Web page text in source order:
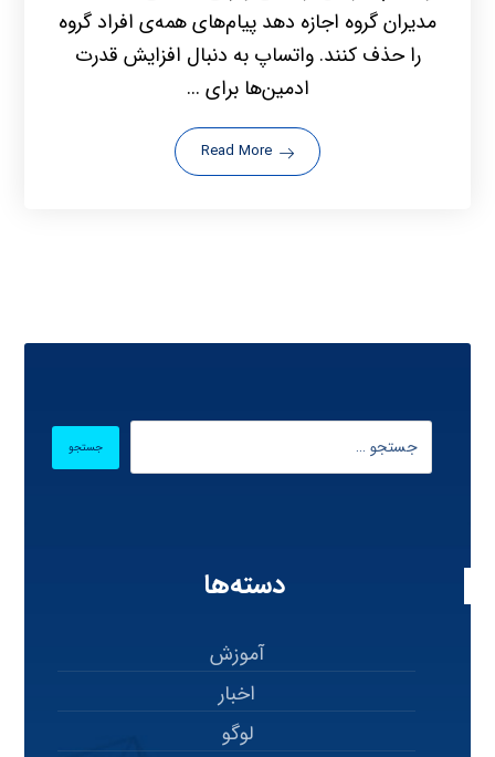
مدیران گروه اجازه دهد پیام‌های همه‌ی افراد گروه
را حذف کنند. واتساپ به دنبال افزایش قدرت
ادمین‌ها برای ...
Read More
دسته‌ها
آموزش
اخبار
لوگو